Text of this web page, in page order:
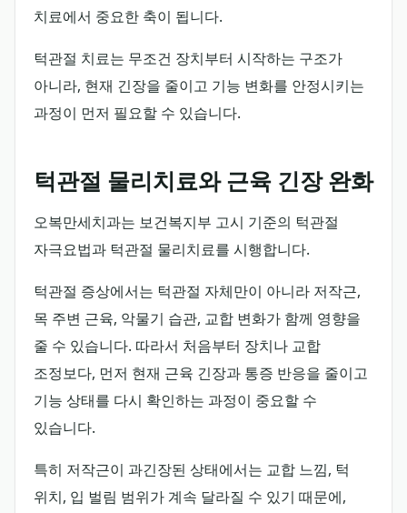
치료에서 중요한 축이 됩니다.
턱관절 치료는 무조건 장치부터 시작하는 구조가
아니라, 현재 긴장을 줄이고 기능 변화를 안정시키는
과정이 먼저 필요할 수 있습니다.
턱관절 물리치료와 근육 긴장 완화
오복만세치과는 보건복지부 고시 기준의 턱관절
자극요법과 턱관절 물리치료를 시행합니다.
턱관절 증상에서는 턱관절 자체만이 아니라 저작근,
목 주변 근육, 악물기 습관, 교합 변화가 함께 영향을
줄 수 있습니다. 따라서 처음부터 장치나 교합
조정보다, 먼저 현재 근육 긴장과 통증 반응을 줄이고
기능 상태를 다시 확인하는 과정이 중요할 수
있습니다.
특히 저작근이 과긴장된 상태에서는 교합 느낌, 턱
위치, 입 벌림 범위가 계속 달라질 수 있기 때문에,